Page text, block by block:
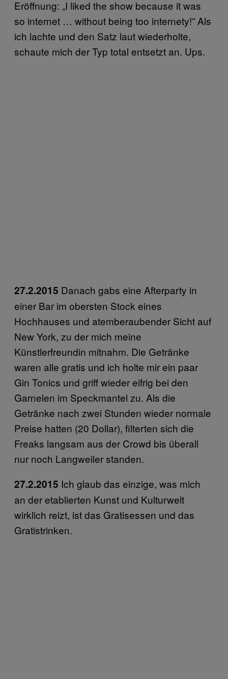
Eröffnung: „I liked the show because it was
so internet … without being too internety!” Als
ich lachte und den Satz laut wiederholte,
schaute mich der Typ total entsetzt an. Ups.
27.2.2015 Danach gabs eine Afterparty in
einer Bar im obersten Stock eines
Hochhauses und atemberaubender Sicht auf
New York, zu der mich meine
Künstlerfreundin mitnahm. Die Getränke
waren alle gratis und ich holte mir ein paar
Gin Tonics und griff wieder eifrig bei den
Garnelen im Speckmantel zu. Als die
Getränke nach zwei Stunden wieder normale
Preise hatten (20 Dollar), filterten sich die
Freaks langsam aus der Crowd bis überall
nur noch Langweiler standen.
27.2.2015 Ich glaub das einzige, was mich
an der etablierten Kunst und Kulturwelt
wirklich reizt, ist das Gratisessen und das
Gratistrinken.